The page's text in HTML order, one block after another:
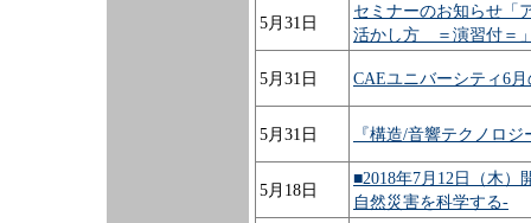
5月31日
セミナーのお知らせ「
活かし方 ＝演習付＝
5月31日 CAEユニバーシティ6
5月31日 『構造/音響テクノロ
5月18日
■2018年7月12日（木
自然災害を科学する-